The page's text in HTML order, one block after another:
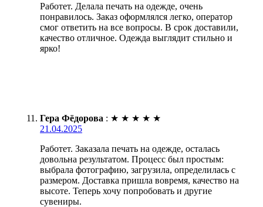
Работет. Делала печать на одежде, очень
понравилось. Заказ оформлялся легко, оператор
смог ответить на все вопросы. В срок доставили,
качество отличное. Одежда выглядит стильно и
ярко!
Гера Фёдорова : ★ ★ ★ ★ ★
21.04.2025
Работет. Заказала печать на одежде, осталась
довольна результатом. Процесс был простым:
выбрала фотографию, загрузила, определилась с
размером. Доставка пришла вовремя, качество на
высоте. Теперь хочу попробовать и другие
сувениры.